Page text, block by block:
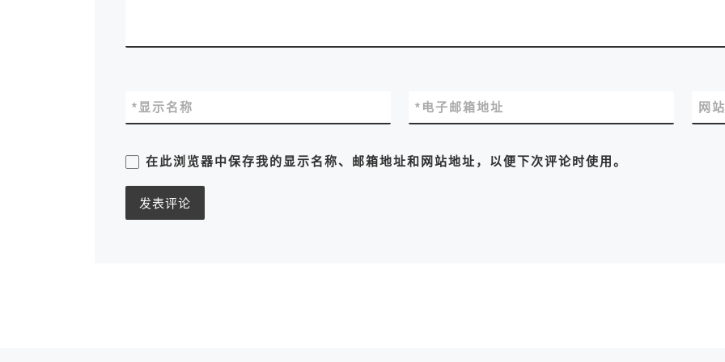
显示名称
* 电子邮箱地址
* 网
在此浏览器中保存我的显示名称、邮箱地址和网站地址，以便下次评论时使用。